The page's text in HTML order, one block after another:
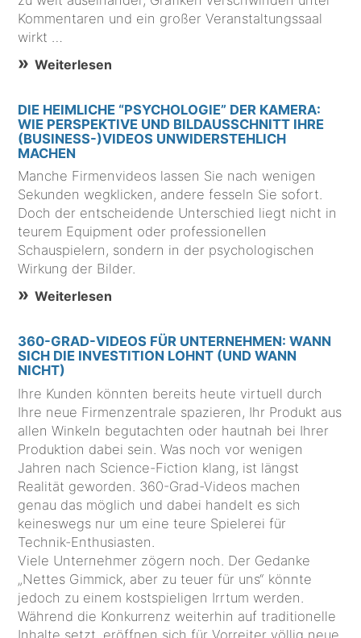
Kommentaren und ein großer Veranstaltungssaal
wirkt …
Weiterlesen
DIE HEIMLICHE “PSYCHOLOGIE” DER KAMERA:
WIE PERSPEKTIVE UND BILDAUSSCHNITT IHRE
(BUSINESS-)VIDEOS UNWIDERSTEHLICH
MACHEN
Manche Firmenvideos lassen Sie nach wenigen
Sekunden wegklicken, andere fesseln Sie sofort.
Doch der entscheidende Unterschied liegt nicht in
teurem Equipment oder professionellen
Schauspielern, sondern in der psychologischen
Wirkung der Bilder.
Weiterlesen
360-GRAD-VIDEOS FÜR UNTERNEHMEN: WANN
SICH DIE INVESTITION LOHNT (UND WANN
NICHT)
Ihre Kunden könnten bereits heute virtuell durch
Ihre neue Firmenzentrale spazieren, Ihr Produkt aus
allen Winkeln begutachten oder hautnah bei Ihrer
Produktion dabei sein. Was noch vor wenigen
Jahren nach Science-Fiction klang, ist längst
Realität geworden. 360-Grad-Videos machen
genau das möglich und dabei handelt es sich
keineswegs nur um eine teure Spielerei für
Technik-Enthusiasten.
Viele Unternehmer zögern noch. Der Gedanke
„Nettes Gimmick, aber zu teuer für uns“ könnte
jedoch zu einem kostspieligen Irrtum werden.
Während die Konkurrenz weiterhin auf traditionelle
Inhalte setzt, eröffnen sich für Vorreiter völlig neue